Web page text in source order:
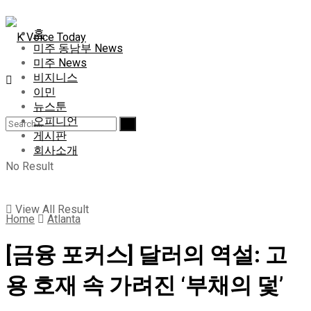
No Result
View All Result
홈
미주 동남부 News
미주 News
비지니스
이민
뉴스툰
오피니언
게시판
회사소개
Home Atlanta
[금융 포커스] 달러의 역설: 고
용 호재 속 가려진 ‘부채의 덫’